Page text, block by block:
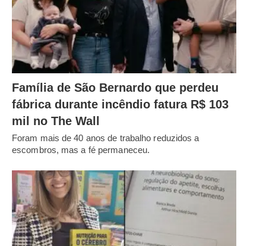
Família de São Bernardo que perdeu
fábrica durante incêndio fatura R$ 103
mil no The Wall
Foram mais de 40 anos de trabalho reduzidos a
escombros, mas a fé permaneceu.